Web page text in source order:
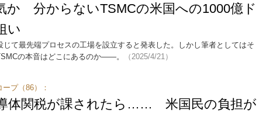
か 分からないTSMCの米国への1000億ド
い
て最先端プロセスの工場を設立すると発表した。しかし筆者としてはそ
の本音はどこにあるのか――。
（2025/4/21）
プ（86）：
体関税が課されたら…… 米国民の負担が